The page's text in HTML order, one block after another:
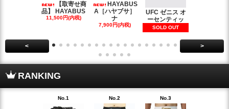
【取寄せ商
品】 HAYABUS
11,500円(内税)
HAYABUS
A［ハヤブサ］
ナ
7,900円(内税)
UFC ゼニス オ
ーセンティッ
SOLD OUT
< >
RANKING
No.1 No.2 No.3